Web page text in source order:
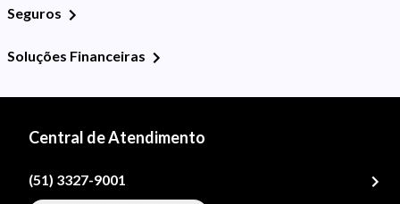
Seguros
Soluções Financeiras
Central de Atendimento
(51) 3327-9001